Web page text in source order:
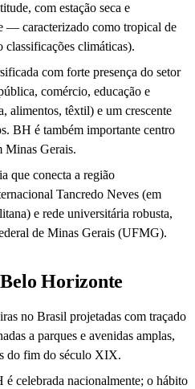
com estação seca e
— caracterizado como tropical de
climáticas).
com forte presença do setor
comércio, educação e
alimentos, têxtil) e um crescente
BH é também importante centro
Minas Gerais.
que conecta a região
Tancredo Neves (em
e rede universitária robusta,
de Minas Gerais (UFMG).
Horizonte
no Brasil projetadas com traçado
a parques e avenidas amplas,
do fim do século XIX.
é celebrada nacionalmente; o hábito